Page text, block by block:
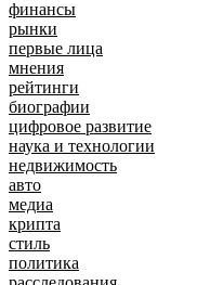
финансы
рынки
первые лица
мнения
рейтинги
биографии
цифровое развитие
наука и технологии
недвижимость
авто
медиа
крипта
стиль
политика